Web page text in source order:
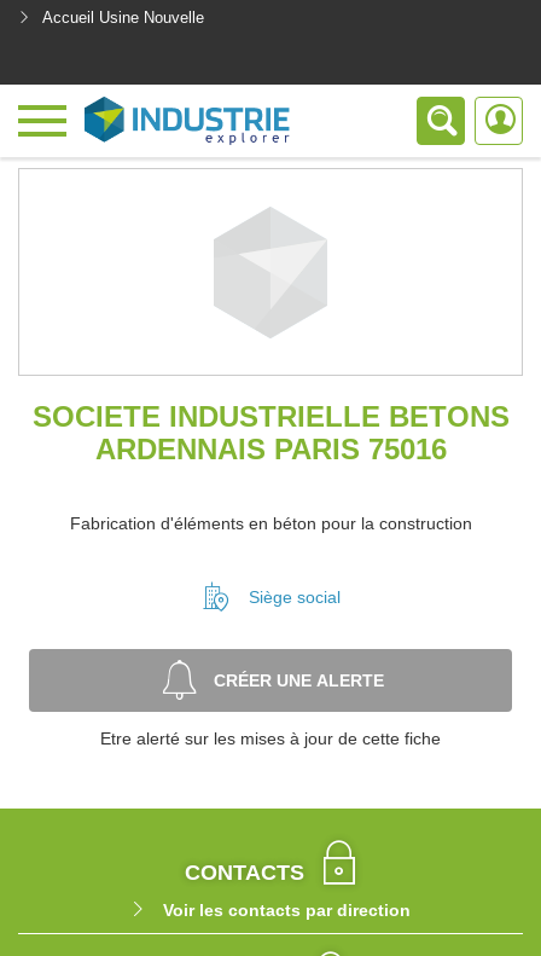
Accueil Usine Nouvelle
SOCIETE INDUSTRIELLE BETONS
ARDENNAIS PARIS 75016
Fabrication d'éléments en béton pour la construction
Siège social
CRÉER UNE ALERTE
Etre alerté sur les mises à jour de cette fiche
CONTACTS
Voir les contacts par direction